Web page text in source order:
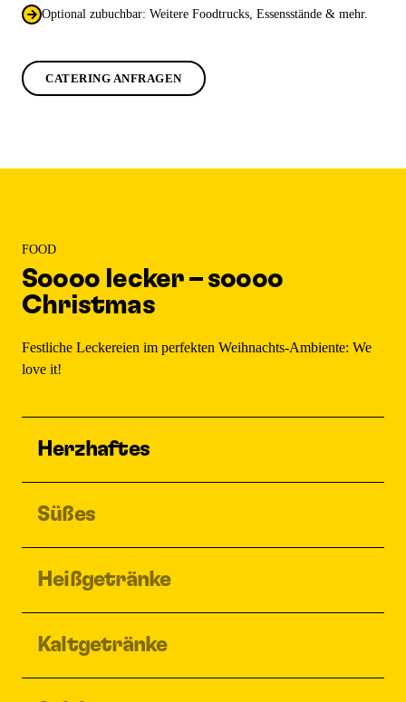
Optional zubuchbar: Weitere Foodtrucks, Essensstände & mehr.
CATERING ANFRAGEN
FOOD
Soooo lecker – soooo
Christmas
Festliche Leckereien im perfekten Weihnachts-Ambiente: We
love it!
Herzhaftes
Süßes
Heißgetränke
Kaltgetränke